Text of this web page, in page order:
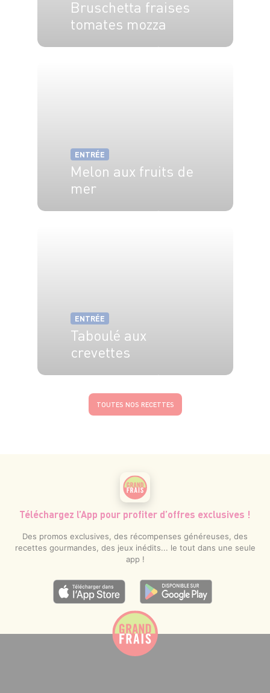
Bruschetta fraises
tomates mozza
ENTRÉE
Melon aux fruits de
mer
ENTRÉE
Taboulé aux
crevettes
TOUTES NOS RECETTES
Téléchargez l’App pour profiter d’offres exclusives !
Des promos exclusives, des récompenses généreuses, des
recettes gourmandes, des jeux inédits... le tout dans une seule
app !